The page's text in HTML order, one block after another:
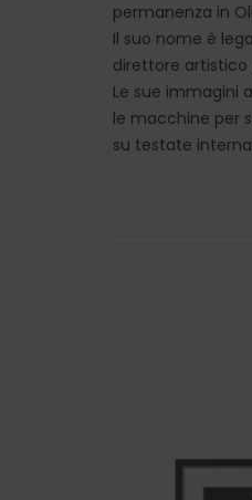
permanenza in
Il suo nome è
direttore artistico
Le sue immagini
le macchine per
su testate